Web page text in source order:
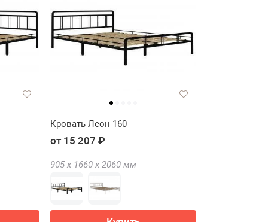
Кровать Леон 160
от 15 207 ₽
905 х 1660 х 2060 мм